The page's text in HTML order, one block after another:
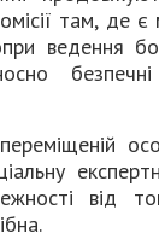
там, де є
ведення
від